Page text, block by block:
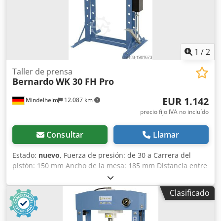
1 /2
Mindelheim 12.087 km
Taller de prensa
BernardoWK 30 FH Pro
EUR 1.142
precio fijo IVA no incluído
Consultar Llamar
Estado: nuevo, Fuerza de presión: de 30 a Carrera del
pistón: 150 mm Ancho de la mesa: 185 mm Distancia entre
columnas (E): 535 mm Distancia entre columnas (F): 140
mm Distancia cilindro - mesa (F1): 40 mm Distancia cilindro
- mesa (F2): 1100 mm Desplazamiento del cilindro (M): 200
mm Ancho (A): 800 mm Profundidad (B): 700 mm Altura 1
(C): 1770 mm Altura 2 (D): 1800 mm Peso: aprox. 168 kg
Clasificado